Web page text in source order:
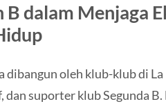
dalam Menjaga
dibangun oleh klub-klub di
suporter klub Segunda B.